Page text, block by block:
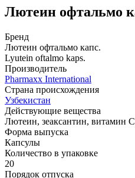
Лютеин офтальмо
Бренд
Лютеин офтальмо капс.
Lyutein oftalmo kaps.
Производитель
Pharmaxx International
Страна происхождения
Узбекистан
Действующие вещества
Лютеин, зеаксантин, витамин
Форма выпуска
Капсулы
Количество в упаковке
20
Порядок отпуска